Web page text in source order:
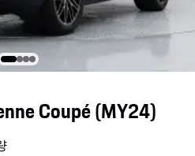
Coupé (MY24)